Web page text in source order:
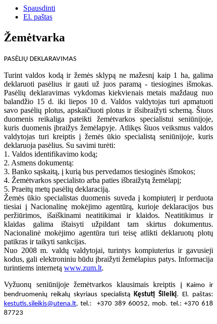
Spausdinti
El. paštas
Žemėtvarka
PASĖLIŲ DEKLARAVIMAS
Turint valdos kodą ir žemės sklypą ne mažesnį kaip 1 ha, galima
deklaruoti pasėlius ir gauti už juos paramą - tiesiogines išmokas.
Pasėlių deklaravimas vykdomas kiekvienais metais maždaug nuo
balandžio 15 d. iki liepos 10 d. Valdos valdytojas turi apmatuoti
savo pasėlių plotus, apskaičiuoti plotus ir išsibraižyti schemą. Šiuos
duomenis reikaliga pateikti žemėtvarkos specialistui seniūnijoje,
kuris duomenis įbraižys žemėlapyje. Atlikęs šiuos veiksmus valdos
valdytojas turi kreiptis į žemės ūkio specialistą seniūnijoje, kuris
deklaruoja pasėlius. Su savimi turėti:
1. Valdos identifikavimo kodą;
2. Asmens dokumentą:
3. Banko sąskaitą, į kurią bus pervedamos tiesioginės išmokos;
4. Žemėtvarkos specialisto arba paties išbraižytą žemėlapį;
5. Praeitų metų pasėlių deklaraciją.
Žemės ūkio specialistas duomenis suveda į kompiuterį ir perduota
tiesiai į Nacionalinę mokėjimo agentūrą, kurioje deklaracijos bus
peržiūrimos, išaiškinami neatitikimai ir klaidos. Neatitikimus ir
klaidas galima ištaisyti užpildant tam skirtus dokumentus.
Nacionalinė mokėjimo agentūra turi teisę atlikti deklaruotų plotų
patikras ir taikyti sankcijas.
Nuo 2008 m. valdų valdytojai, turintys kompiuterius ir gavusieji
kodus, gali elektroniniu būdu įbraižyti žemėlapius patys. Informacija
turintiems internetą www.zum.lt.
Vyžuonų seniūnijoje žemėtvarkos klausimais kreiptis įKaimo ir
bendruomenių reikalų skyriaus specialistą Kęstutį Šileikį. El. paštas:
kestutis.sileikis@utena.lt, tel.: +370 389 60052, mob. tel.: +370 618
87723